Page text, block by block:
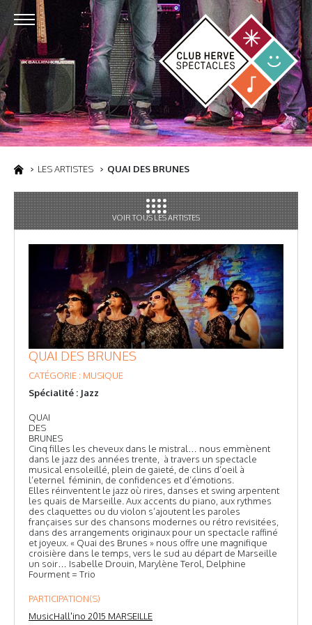
LES ARTISTES QUAI DES BRUNES
VOIR TOUS LES ARTISTES
QUAI DES BRUNES
CATÉGORIE : MUSIQUE
Spécialité : Jazz
QUAI
DES
BRUNES
Cinq filles les cheveux dans le mistral… nous emmènent
dans le jazz des années trente, à travers un spectacle
musical ensoleillé, plein de gaieté, de clins d’oeil à
l’eternel féminin, de confidences et d’émotions.
Elles réinventent le jazz où rires, danses et swing arpentent
les quais de Marseille. Aux accents du piano, aux rythmes
des claquettes ou du violon s’ajoutent les paroles
françaises sur des chansons modernes ou rétro revisitées,
dans des arrangements originaux pour un spectacle raffiné
et joyeux. « Quai des Brunes » nous offre une magnifique
croisière dans le temps, vers le sud au départ de Marseille
un soir… Isabelle Drouin, Marylène Terol, Delphine
Fourment = Trio
PARTICIPATION(S)
MusicHall'ino 2015 MARSEILLE